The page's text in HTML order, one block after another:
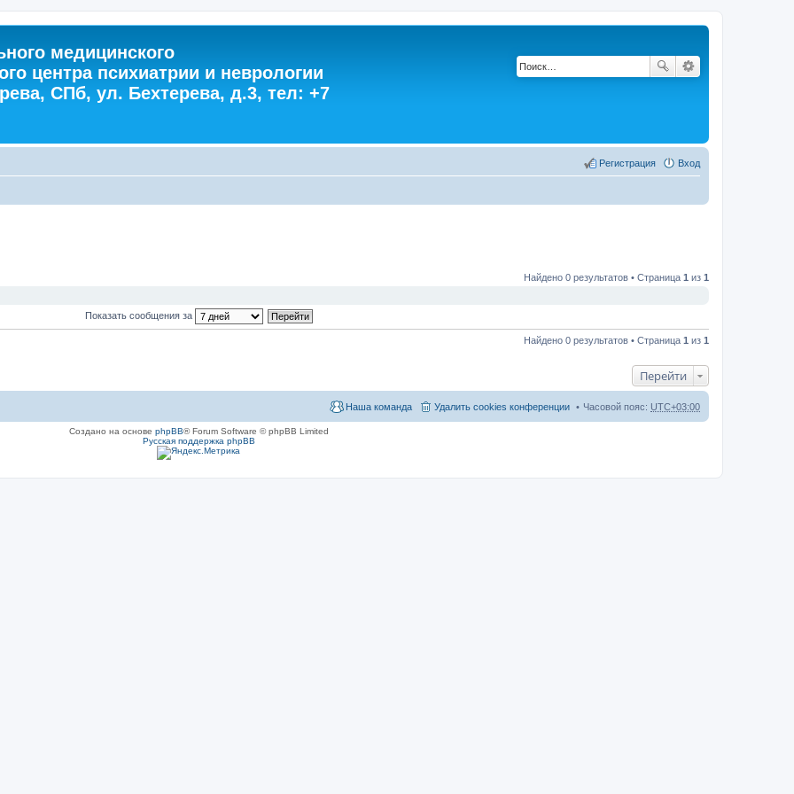
медицинского
центра психиатрии и неврологии
СПб, ул. Бехтерева, д.3, тел: +7
Вход
Регистрация
Найдено 0 результатов • Страница 1 из 1
Показать сообщения за
Найдено 0 результатов • Страница 1 из 1
Перейти
Часовой пояс: UTC+03:00
Удалить cookies конференции
Наша команда
Создано на основе phpBB® Forum Software © phpBB Limited
Русская поддержка phpBB